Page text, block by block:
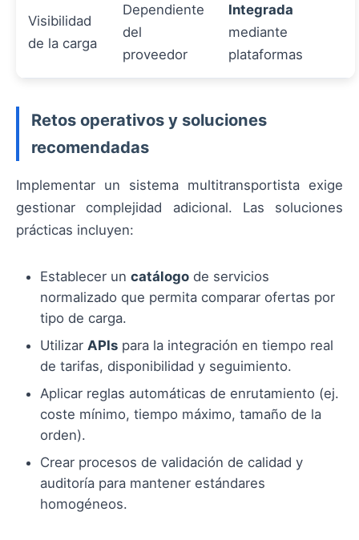
Visibilidad
de la carga
Dependiente
del
proveedor
Integrada
mediante
plataformas
Retos operativos y soluciones
recomendadas
Implementar un sistema multitransportista exige
gestionar complejidad adicional. Las soluciones
prácticas incluyen:
Establecer un catálogo de servicios
normalizado que permita comparar ofertas por
tipo de carga.
Utilizar APIs para la integración en tiempo real
de tarifas, disponibilidad y seguimiento.
Aplicar reglas automáticas de enrutamiento (ej.
coste mínimo, tiempo máximo, tamaño de la
orden).
Crear procesos de validación de calidad y
auditoría para mantener estándares
homogéneos.